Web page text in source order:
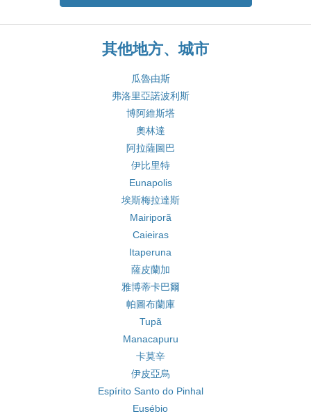
其他地方、城市
瓜魯由斯
弗洛里亞諾波利斯
博阿維斯塔
奧林達
阿拉薩圖巴
伊比里特
Eunapolis
埃斯梅拉達斯
Mairiporã
Caieiras
Itaperuna
薩皮蘭加
雅博蒂卡巴爾
帕圖布蘭庫
Tupã
Manacapuru
卡莫辛
伊皮亞烏
Espírito Santo do Pinhal
Eusébio